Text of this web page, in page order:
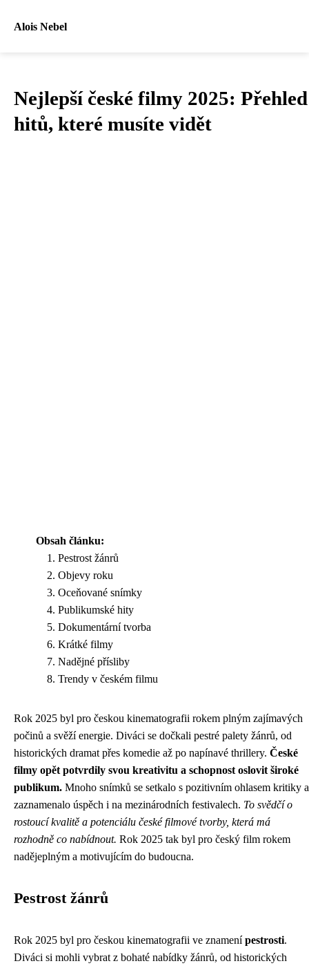
Alois Nebel
Nejlepší české filmy 2025: Přehled
hitů, které musíte vidět
Obsah článku:
Pestrost žánrů
Objevy roku
Oceňované snímky
Publikumské hity
Dokumentární tvorba
Krátké filmy
Nadějné přísliby
Trendy v českém filmu
Rok 2025 byl pro českou kinematografii rokem plným zajímavých
počinů a svěží energie. Diváci se dočkali pestré palety žánrů, od
historických dramat přes komedie až po napínavé thrillery. České
filmy opět potvrdily svou kreativitu a schopnost oslovit široké
publikum. Mnoho snímků se setkalo s pozitivním ohlasem kritiky a
zaznamenalo úspěch i na mezinárodních festivalech. To svědčí o
rostoucí kvalitě a potenciálu české filmové tvorby, která má
rozhodně co nabídnout. Rok 2025 tak byl pro český film rokem
nadějeplným a motivujícím do budoucna.
Pestrost žánrů
Rok 2025 byl pro českou kinematografii ve znamenípestrosti.
Diváci si mohli vybrat z bohaté nabídky žánrů, od historických